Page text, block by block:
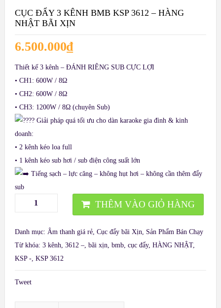
CỤC ĐẨY 3 KÊNH BMB KSP 3612 – HÀNG
NHẬT BÃI XỊN
6.500.000₫
Thiết kế 3 kênh – ĐÁNH RIÊNG SUB CỰC LỢI
• CH1: 600W / 8Ω
• CH2: 600W / 8Ω
• CH3: 1200W / 8Ω (chuyên Sub)
Giải pháp quá tối ưu cho dàn karaoke gia đình & kinh
doanh:
• 2 kênh kéo loa full
• 1 kênh kéo sub hơi / sub điện công suất lớn
Tiếng sạch – lực căng – không hụt hơi – không cần thêm đẩy
sub
THÊM VÀO GIỎ HÀNG
Danh mục: Âm thanh giá rẻ, Cục đẩy bãi Xịn
Sản Phẩm Bán Chạy
Từ khóa: 3 kênh 3612 –, bãi xịn bmb, cục đẩy, HÀNG NHẬT,
KSP -, KSP 3612
Tweet